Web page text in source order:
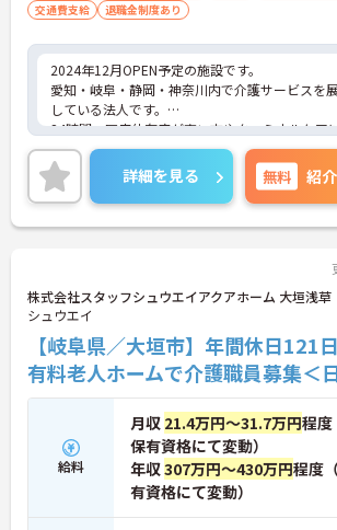
交通費支給
退職金制度あり
2024年12月OPEN予定の施設です。
愛知・岐阜・静岡・神奈川内で介護サービスを
している法人です。
24時間、医療依存度が高い方やターミナルケア
対応できる施設を運営しています。
ご興味をお持ちの方には詳細の情報や面接のポイ
トをお伝えしますのでお気軽にお問い合わせく
いませ。
詳細を見る 無料 紹
株式会社スタッフシュウエイアクアホーム 大垣浅草
シュウエイ
【岐阜県／大垣市】年間休日121
有料老人ホームで介護職員募集＜
給料
月収 21.4万円～31.7万円程度
保有資格にて変動）
年収307万円～430万円程度
有資格にて変動）